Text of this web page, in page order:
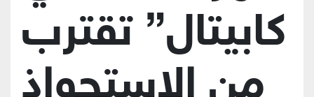
كابيتال” تقترب